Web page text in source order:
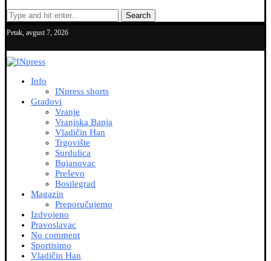
Search
Petak, avgust 7, 2026
Info
INpress shorts
Gradovi
Vranje
Vranjska Banja
Vladičin Han
Trgovište
Surdulica
Bujanovac
Preševo
Bosilegrad
Magazin
Preporučujemo
Izdvojeno
Pravoslavac
No comment
Sportisimo
Vladičin Han